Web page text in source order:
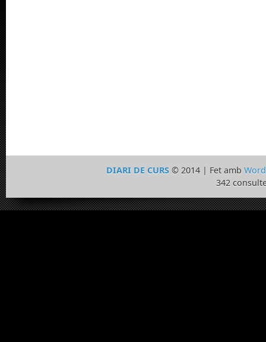
DIARI DE CURS © 2014 | Fet amb
342